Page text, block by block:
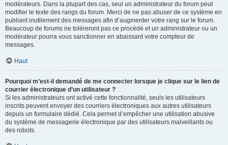
modérateurs. Dans la plupart des cas, seul un administrateur du forum peut
modifier le texte des rangs du forum. Merci de ne pas abuser de ce système en
publiant inutilement des messages afin d’augmenter votre rang sur le forum.
Beaucoup de forums ne toléreront pas ce procédé et un administrateur ou un
modérateur pourra vous sanctionner en abaissant votre compteur de
messages.
Haut
Pourquoi m’est-il demandé de me connecter lorsque je clique sur le lien de
courrier électronique d’un utilisateur ?
Si les administrateurs ont activé cette fonctionnalité, seuls les utilisateurs
inscrits peuvent envoyer des courriers électroniques aux autres utilisateurs
depuis un formulaire dédié. Cela permet d’empêcher une utilisation abusive
du système de messagerie électronique par des utilisateurs malveillants ou
des robots.